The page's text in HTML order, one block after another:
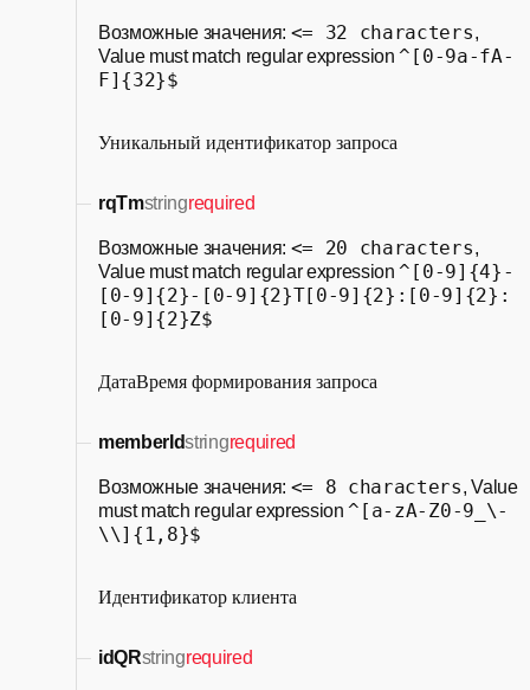
Возможные значения: <= 32 characters,
Value must match regular expression^[0-9a-fA-
F]{32}$
Уникальный идентификатор запроса
rqTmstringrequired
Возможные значения: <= 20 characters,
Value must match regular expression^[0-9]{4}-
[0-9]{2}-[0-9]{2}T[0-9]{2}:[0-9]{2}:
[0-9]{2}Z$
ДатаВремя формирования запроса
memberIdstringrequired
Возможные значения: <= 8 characters, Value
must match regular expression^[a-zA-Z0-9_\-
\\]{1,8}$
Идентификатор клиента
idQRstringrequired